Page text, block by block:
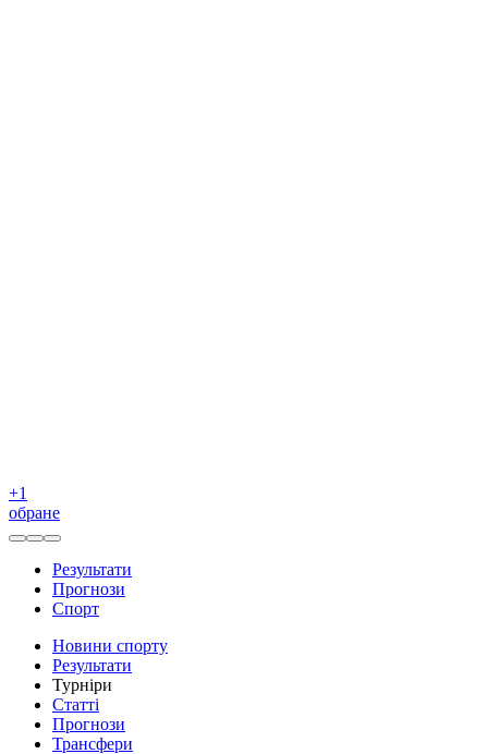
+1
обране
Результати
Прогнози
Спорт
Новини спорту
Результати
Турніри
Статті
Прогнози
Трансфери